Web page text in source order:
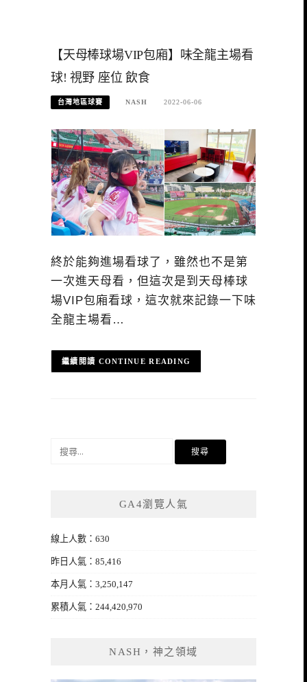
【天母棒球場VIP包廂】味全龍主場看
球! 視野 座位 飲食
台灣地區球賽 NASH 2022-06-06
終於能夠進場看球了，雖然也不是第
一次進天母看，但這次是到天母棒球
場VIP包廂看球，這次就來記錄一下味
全龍主場看…
CONTINUE READING
GA4瀏覽人氣
線上人數：630
昨日人氣：85,416
本月人氣：3,250,147
累積人氣：244,420,970
NASH，神之領域